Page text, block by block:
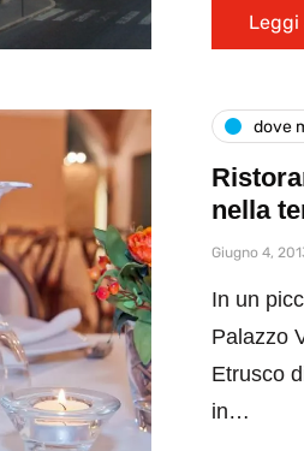
Leggi
dove
nella
Giugno 4,
In un
Palazzo
Etrusco
in…